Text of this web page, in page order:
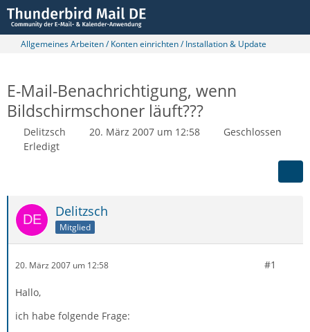
Allgemeines Arbeiten / Konten einrichten / Installation & Update
E-Mail-Benachrichtigung, wenn
Bildschirmschoner läuft???
Delitzsch 20. März 2007 um 12:58
Geschlossen
Erledigt
Delitzsch
Mitglied
20. März 2007 um 12:58 #1
Hallo,
ich habe folgende Frage: